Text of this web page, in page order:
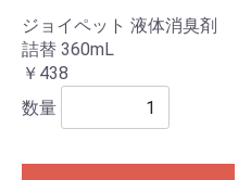
ジョイペット 液体消臭剤
詰替 360mL
￥438
数量